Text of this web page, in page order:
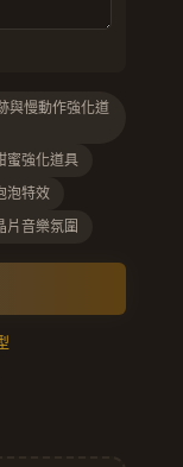
與慢動作強化道
蜜強化道具
泡特效
片音樂氛圍